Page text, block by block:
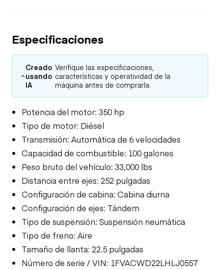
Especificaciones
Creado
usando
IA
Verifique las especificaciones,
características y operatividad de la
máquina antes de comprarla.
Potencia del motor: 350 hp
Tipo de motor: Diésel
Transmisión: Automática de 6 velocidades
Capacidad de combustible: 100 galones
Peso bruto del vehículo: 33,000 lbs
Distancia entre ejes: 252 pulgadas
Configuración de cabina: Cabina diurna
Configuración de ejes: Tándem
Tipo de suspensión: Suspensión neumática
Tipo de freno: Aire
Tamaño de llanta: 22.5 pulgadas
Número de serie / VIN: 1FVACWD22LHLJ0557